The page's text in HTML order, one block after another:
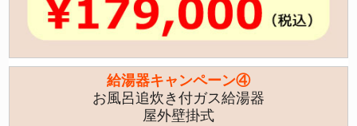
給湯器キャンペーン④
お風呂追炊き付ガス給湯器
屋外壁掛式